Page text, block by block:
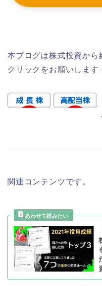
本ブログは株式投資から
クリックをお願いします
関連コンテンツです。